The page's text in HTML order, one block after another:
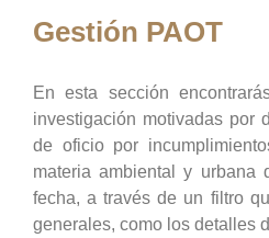
Gestión PAOT
En esta sección
investigación motivadas por
de oficio por
materia ambiental y
fecha, a través de un filtro
generales, como los detalles